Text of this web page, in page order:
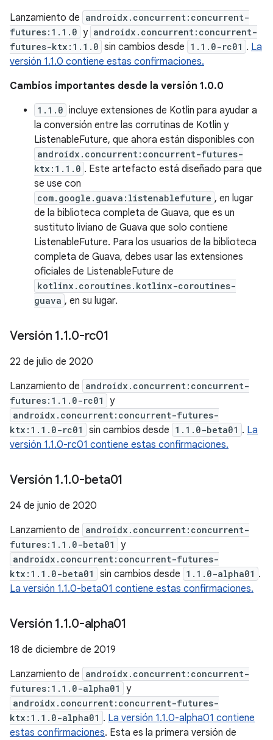
Lanzamiento de androidx.concurrent:concurrent-
futures:1.1.0 y androidx.concurrent:concurrent-
futures-ktx:1.1.0 sin cambios desde 1.1.0-rc01 . La
versión 1.1.0 contiene estas confirmaciones.
Cambios importantes desde la versión 1.0.0
1.1.0 incluye extensiones de Kotlin para ayudar a
la conversión entre las corrutinas de Kotlin y
ListenableFuture, que ahora están disponibles con
androidx.concurrent:concurrent-futures-
ktx:1.1.0 . Este artefacto está diseñado para que
se use con
com.google.guava:listenablefuture , en lugar
de la biblioteca completa de Guava, que es un
sustituto liviano de Guava que solo contiene
ListenableFuture. Para los usuarios de la biblioteca
completa de Guava, debes usar las extensiones
oficiales de ListenableFuture de
kotlinx.coroutines.kotlinx-coroutines-
guava , en su lugar.
Versión 1.1.0-rc01
22 de julio de 2020
Lanzamiento de androidx.concurrent:concurrent-
futures:1.1.0-rc01
y
androidx.concurrent:concurrent-futures-
ktx:1.1.0-rc01
sin cambios desde 1.1.0-beta01 . La
versión 1.1.0-rc01 contiene estas confirmaciones.
Versión 1.1.0-beta01
24 de junio de 2020
Lanzamiento de androidx.concurrent:concurrent-
futures:1.1.0-beta01
y
androidx.concurrent:concurrent-futures-
ktx:1.1.0-beta01
sin cambios desde 1.1.0-alpha01 .
La versión 1.1.0-beta01 contiene estas confirmaciones.
Versión 1.1.0-alpha01
18 de diciembre de 2019
Lanzamiento de androidx.concurrent:concurrent-
futures:1.1.0-alpha01
y
androidx.concurrent:concurrent-futures-
ktx:1.1.0-alpha01 . La versión 1.1.0-alpha01 contiene
estas confirmaciones. Esta es la primera versión de